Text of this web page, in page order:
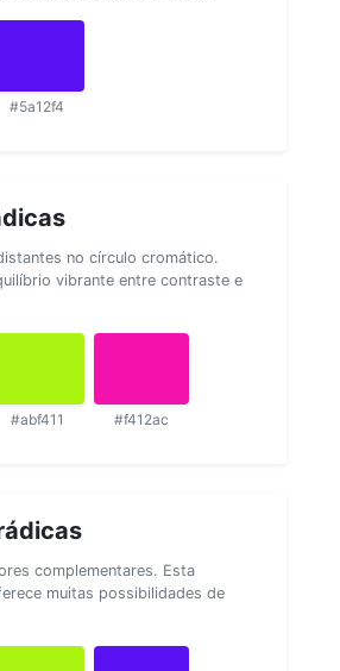
#5a12f4
no círculo cromático.
vibrante entre contraste e
#abf411 #f412ac
complementares. Esta
muitas possibilidades de